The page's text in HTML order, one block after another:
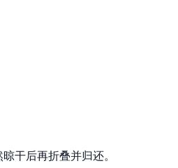
干后再折叠并归还。